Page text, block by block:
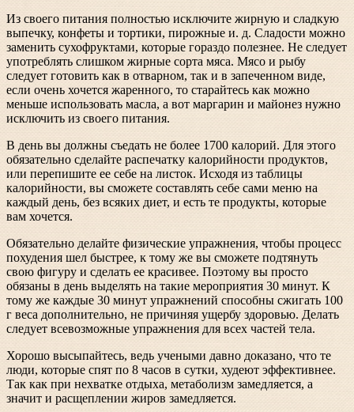
Из своего питания полностью исключите жирную и сладкую
выпечку, конфеты и тортики, пирожные и. д. Сладости можно
заменить сухофруктами, которые гораздо полезнее. Не следует
употреблять слишком жирные сорта мяса. Мясо и рыбу
следует готовить как в отварном, так и в запеченном виде,
если очень хочется жаренного, то старайтесь как можно
меньше использовать масла, а вот маргарин и майонез нужно
исключить из своего питания.
В день вы должны съедать не более 1700 калорий. Для этого
обязательно сделайте распечатку калорийности продуктов,
или перепишите ее себе на листок. Исходя из таблицы
калорийности, вы сможете составлять себе сами меню на
каждый день, без всяких диет, и есть те продукты, которые
вам хочется.
Обязательно делайте физические упражнения, чтобы процесс
похудения шел быстрее, к тому же вы сможете подтянуть
свою фигуру и сделать ее красивее. Поэтому вы просто
обязаны в день выделять на такие мероприятия 30 минут. К
тому же каждые 30 минут упражнений способны сжигать 100
г веса дополнительно, не причиняя ущербу здоровью. Делать
следует всевозможные упражнения для всех частей тела.
Хорошо высыпайтесь, ведь учеными давно доказано, что те
люди, которые спят по 8 часов в сутки, худеют эффективнее.
Так как при нехватке отдыха, метаболизм замедляется, а
значит и расщеплении жиров замедляется.